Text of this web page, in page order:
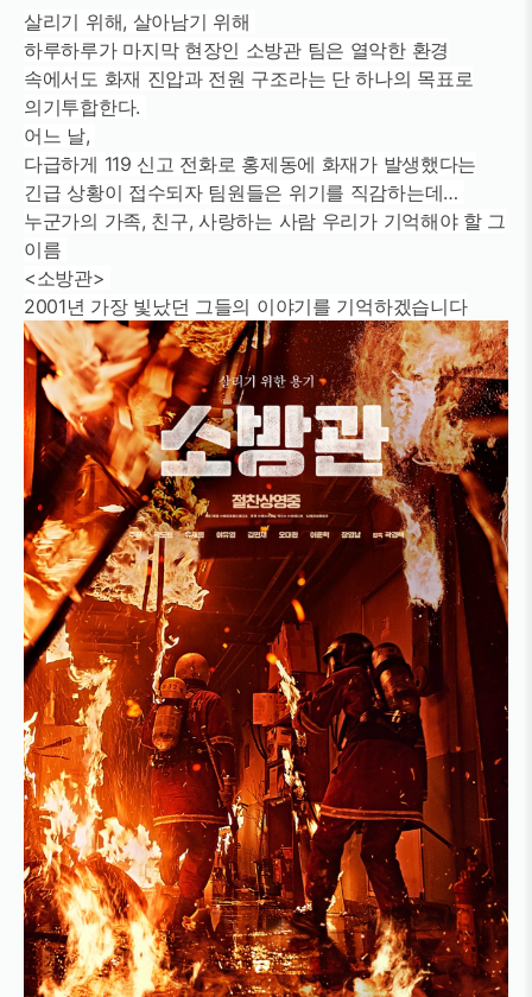
살리기 위해, 살아남기 위해
하루하루가 마지막 현장인 소방관 팀은 열악한 환경
속에서도 화재 진압과 전원 구조라는 단 하나의 목표로
의기투합한다.
어느 날,
다급하게 119 신고 전화로 홍제동에 화재가 발생했다는
긴급 상황이 접수되자 팀원들은 위기를 직감하는데…
누군가의 가족, 친구, 사랑하는 사람 우리가 기억해야 할 그
이름
<소방관>
2001년 가장 빛났던 그들의 이야기를 기억하겠습니다